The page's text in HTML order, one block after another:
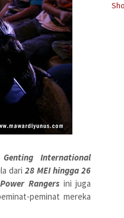
Genting International
dari 28 MEI hingga 26
Power Rangers ini juga
peminat mereka